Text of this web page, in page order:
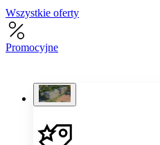
Wszystkie oferty
Promocyjne